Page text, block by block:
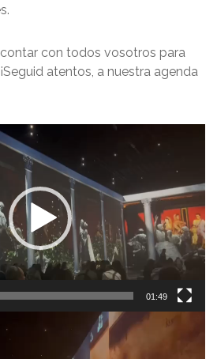
contar con todos vosotros para
atentos, a nuestra agenda
01:49